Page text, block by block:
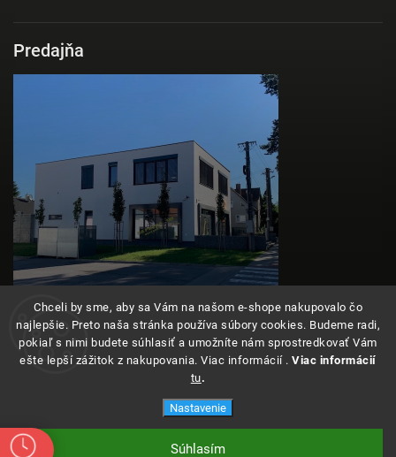
Chceli by sme, aby sa Vám na našom e-shope nakupovalo čo
najlepšie. Preto naša stránka používa súbory cookies. Budeme radi,
pokiaľ s nimi budete súhlasiť a umožníte nám sprostredkovať Vám
ešte lepší zážitok z nakupovania. Viac informácií .Viac informácií
tu.
Nastavenie
Súhlasím
Predajňa
Vytvoril Shoptet
Angeleyes. Všetky práva vyhradené.